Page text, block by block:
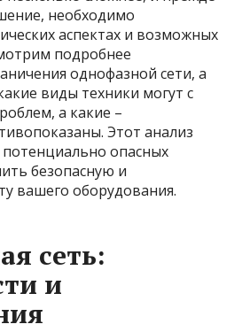
необходимо
аспектах и возможных
подробнее
однофазной сети, а
виды техники могут с
а какие –
Этот анализ
опасных
безопасную и
вашего оборудования.
сеть:
и